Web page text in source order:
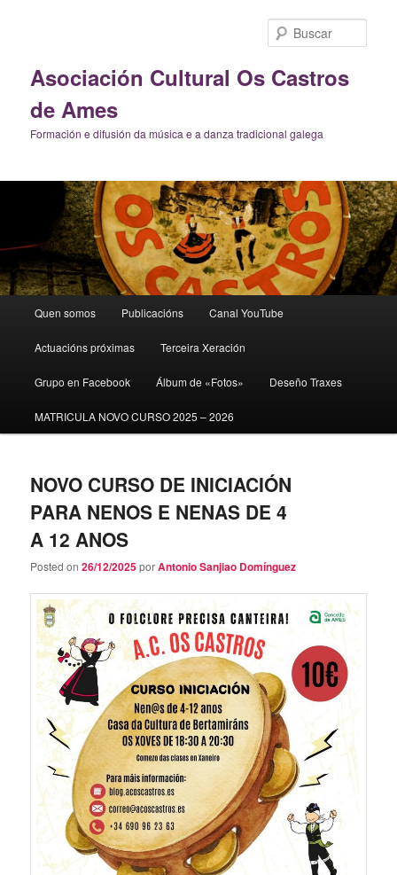
Asociación Cultural Os Castros
de Ames
Formación e difusión da música e a danza tradicional galega
principal
Quen somos Publicacións Canal YouTube
Actuacións próximas Terceira Xeración
Grupo en Facebook Álbum de «Fotos» Deseño Traxes
MATRICULA NOVO CURSO 2025 – 2026
NOVO CURSO DE INICIACIÓN
PARA NENOS E NENAS DE 4
A 12 ANOS
Posted on26/12/2025porAntonio Sanjiao Domínguez